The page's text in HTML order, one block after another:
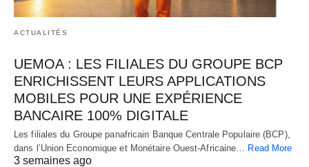
ACTUALITÉS
UEMOA : LES FILIALES DU GROUPE BCP
ENRICHISSENT LEURS APPLICATIONS
MOBILES POUR UNE EXPÉRIENCE
BANCAIRE 100% DIGITALE
Les filiales du Groupe panafricain Banque Centrale Populaire (BCP),
dans l’Union Economique et Monétaire Ouest-Africaine…
Read More
3 semaines ago